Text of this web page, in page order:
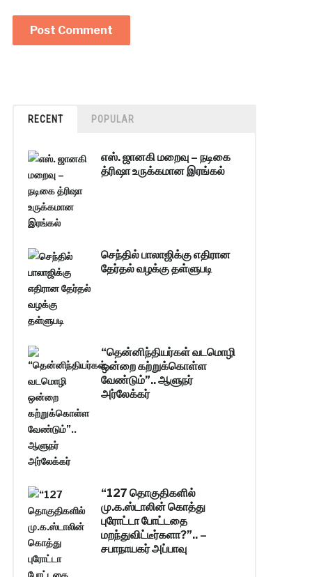
RECENT POPULAR
எஸ். ஜானகி மறைவு – நடிகை
த்ரிஷா உருக்கமான இரங்கல்
செந்தில் பாலாஜிக்கு எதிரான
தேர்தல் வழக்கு தள்ளுபடி
“தென்னிந்தியர்கள் வடமொழி
ஒன்றை கற்றுக்கொள்ள
வேண்டும்”.. ஆளுநர்
அர்லேக்கர்
“127 தொகுதிகளில்
மு.க.ஸ்டாலின் கொத்து
புரோட்டா போட்டதை
மறந்துவிட்டீர்களா?”.. –
சபாநாயகர் அப்பாவு